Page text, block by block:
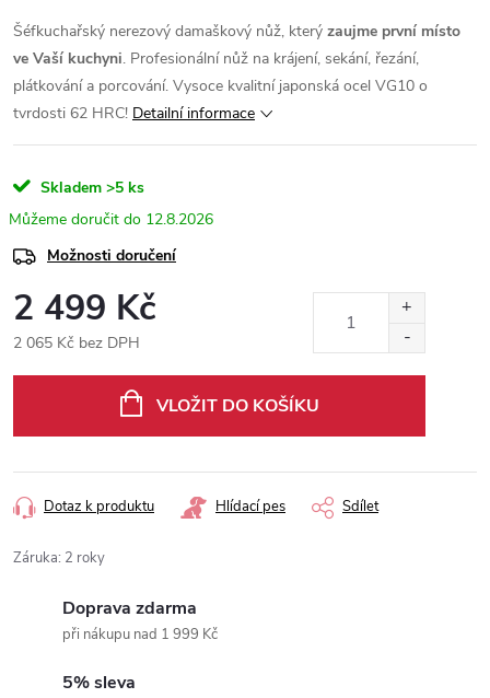
Šéfkuchařský nerezový damaškový nůž, který zaujme první místo
ve Vaší kuchyni. Profesionální nůž na krájení, sekání, řezání,
plátkování a porcování. Vysoce kvalitní japonská ocel VG10 o
tvrdosti 62 HRC! Detailní informace
Skladem >5 ks
12.8.2026
Možnosti doručení
2 499 Kč
2 065 Kč bez DPH
VLOŽIT DO KOŠÍKU
Dotaz k produktu Hlídací pes Sdílet
Záruka: 2 roky
Doprava zdarma
při nákupu nad 1 999 Kč
5% sleva